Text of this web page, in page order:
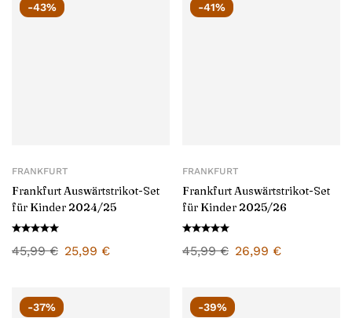
-43%
FRANKFURT
Frankfurt Auswärtstrikot-Set
für Kinder 2024/25
45,99€ 25,99 €
-41%
FRANKFURT
Frankfurt Auswärtstrikot-Set
für Kinder 2025/26
45,99€ 26,99 €
-37% -39%